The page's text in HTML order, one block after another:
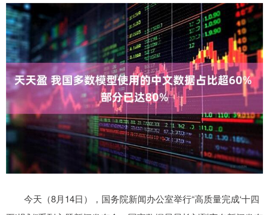
今天（8月14日），国务院新闻办公室举行“高质量完成‘十四